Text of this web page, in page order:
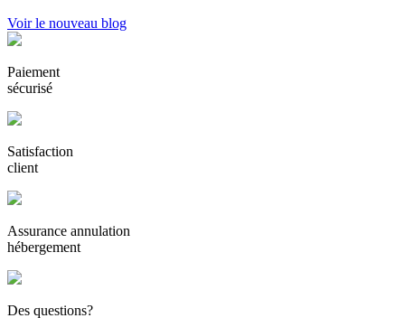
Voir le nouveau blog
Paiement
sécurisé
Satisfaction
client
Assurance annulation
hébergement
Des questions?